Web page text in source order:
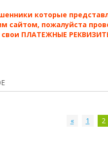
которые
сайтом, пожалуйста
ПЛАТЕЖНЫЕ
« 1 2